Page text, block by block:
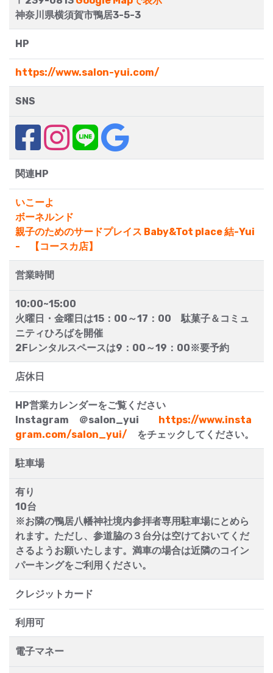
神奈川県横須賀市鴨居3-5-3
HP
https://www.salon-yui.com/
SNS
関連HP
いこーよ
ボーネルンド
親子のためのサードプレイス Baby&Tot place 結-Yui
- 【コースカ店】
営業時間
10:00~15:00
火曜日・金曜日は15：00～17：00 駄菓子＆コミュ
ニティひろばを開催
2Fレンタルスペースは9：00～19：00※要予約
店休日
HP営業カレンダーをご覧ください
Instagram ＠salon_yui https://www.insta
gram.com/salon_yui/ をチェックしてください。
駐車場
有り
10台
※お隣の鴨居八幡神社境内参拝者専用駐車場にとめら
れます。ただし、参道脇の３台分は空けておいてくだ
さるようお願いたします。満車の場合は近隣のコイン
パーキングをご利用ください。
クレジットカード
利用可
電子マネー